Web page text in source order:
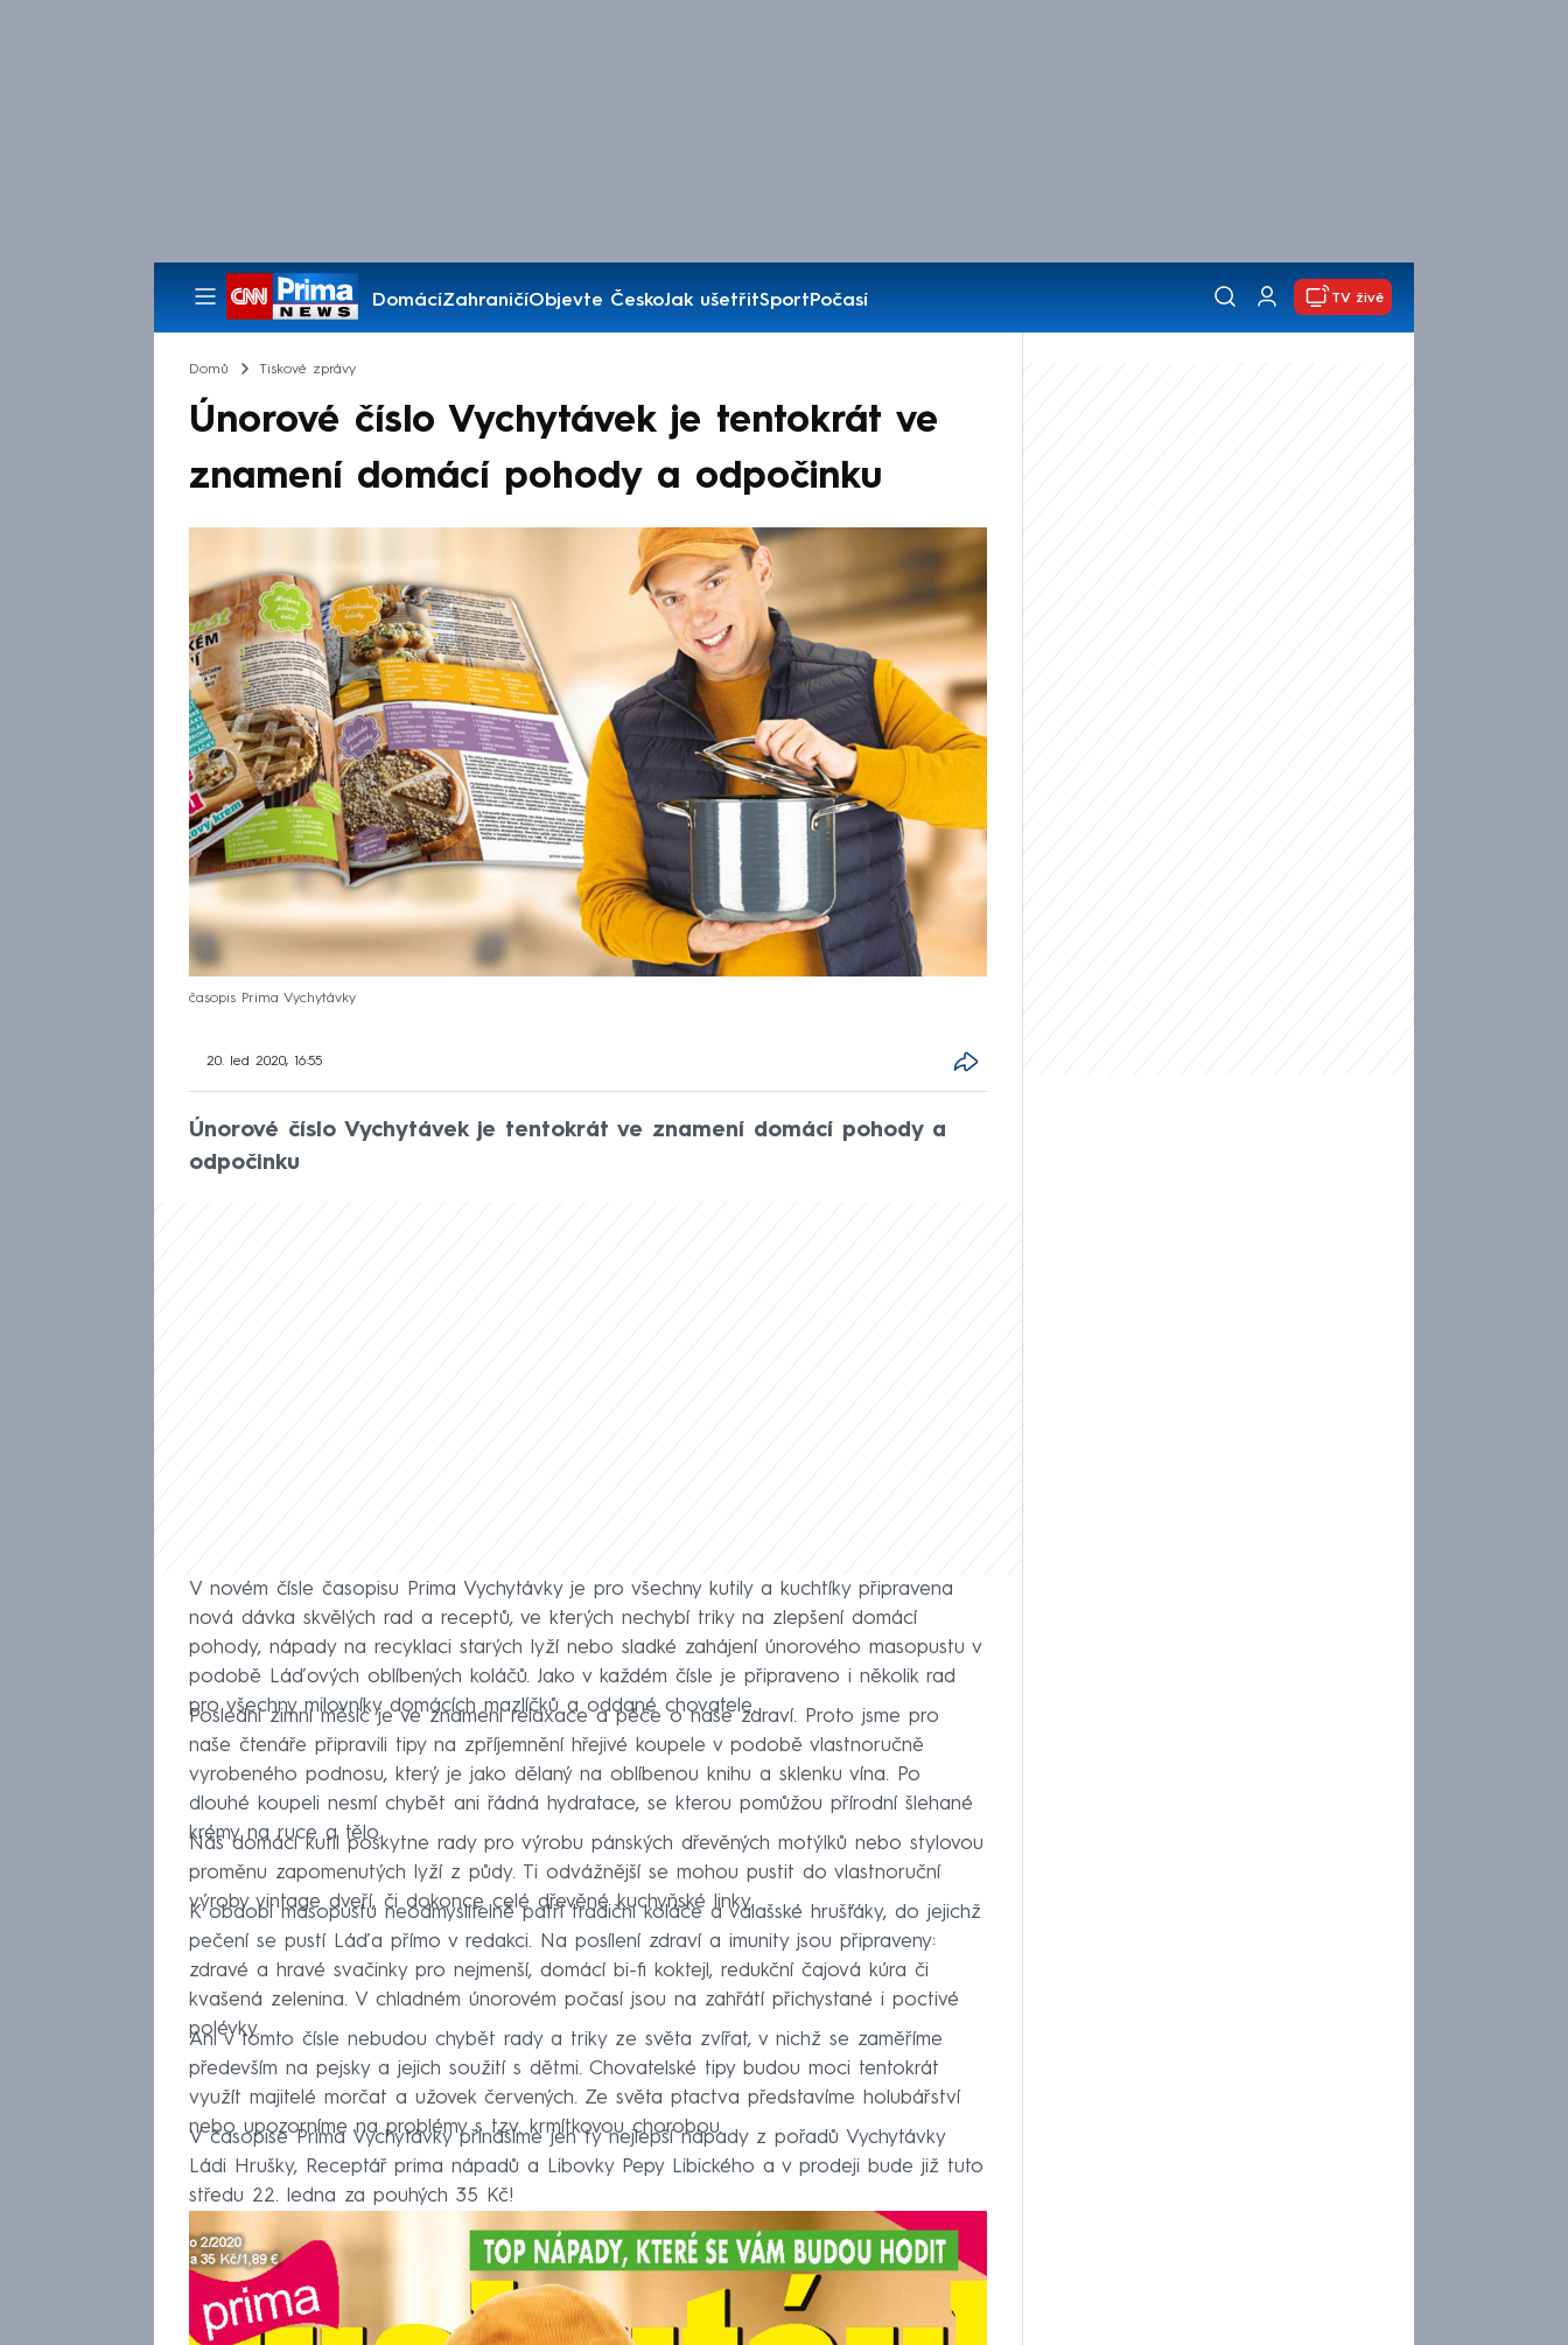
DomácíZahraničíObjevte ČeskoJak ušetřitSportPočasí
Pořady
TV živě
Domů Tiskové zprávy
Únorové číslo Vychytávek je tentokrát ve
znamení domácí pohody a odpočinku
časopis Prima Vychytávky
20. led 2020, 16:55
Únorové číslo Vychytávek je tentokrát ve znamení domácí pohody a
odpočinku
V novém čísle časopisu Prima Vychytávky je pro všechny kutily a kuchtíky připravena
nová dávka skvělých rad a receptů, ve kterých nechybí triky na zlepšení domácí
pohody, nápady na recyklaci starých lyží nebo sladké zahájení únorového masopustu v
podobě Láďových oblíbených koláčů. Jako v každém čísle je připraveno i několik rad
pro všechny milovníky domácích mazlíčků a oddané chovatele.
Poslední zimní měsíc je ve znamení relaxace a péče o naše zdraví. Proto jsme pro
naše čtenáře připravili tipy na zpříjemnění hřejivé koupele v podobě vlastnoručně
vyrobeného podnosu, který je jako dělaný na oblíbenou knihu a sklenku vína. Po
dlouhé koupeli nesmí chybět ani řádná hydratace, se kterou pomůžou přírodní šlehané
krémy na ruce a tělo.
Náš domácí kutil poskytne rady pro výrobu pánských dřevěných motýlků nebo stylovou
proměnu zapomenutých lyží z půdy. Ti odvážnější se mohou pustit do vlastnoruční
výroby vintage dveří, či dokonce celé dřevěné kuchyňské linky.
K období masopustu neodmyslitelně patří tradiční koláče a valašské hrušťáky, do jejichž
pečení se pustí Láďa přímo v redakci. Na posílení zdraví a imunity jsou připraveny:
zdravé a hravé svačinky pro nejmenší, domácí bi-fi koktejl, redukční čajová kúra či
kvašená zelenina. V chladném únorovém počasí jsou na zahřátí přichystané i poctivé
polévky.
Ani v tomto čísle nebudou chybět rady a triky ze světa zvířat, v nichž se zaměříme
především na pejsky a jejich soužití s dětmi. Chovatelské tipy budou moci tentokrát
využít majitelé morčat a užovek červených. Ze světa ptactva představíme holubářství
nebo upozorníme na problémy s tzv. krmítkovou chorobou.
V časopise Prima Vychytávky přinášíme jen ty nejlepší nápady z pořadů Vychytávky
Ládi Hrušky, Receptář prima nápadů a Libovky Pepy Libického a v prodeji bude již tuto
středu 22. ledna za pouhých 35 Kč!